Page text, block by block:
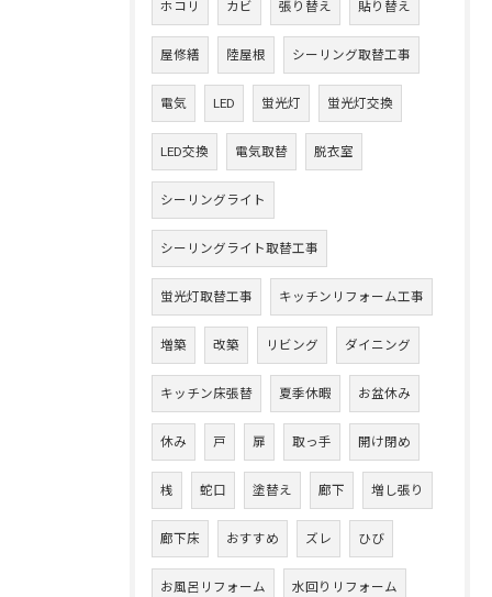
ホコリ カビ 張り替え 貼り替え
屋修繕 陸屋根 シーリング取替工事
電気 LED 蛍光灯 蛍光灯交換
LED交換 電気取替 脱衣室
シーリングライト
シーリングライト取替工事
蛍光灯取替工事 キッチンリフォーム工事
増築 改築 リビング ダイニング
キッチン床張替 夏季休暇 お盆休み
休み 戸 扉 取っ手 開け閉め
桟 蛇口 塗替え 廊下 増し張り
廊下床 おすすめ ズレ ひび
お風呂リフォーム 水回りリフォーム